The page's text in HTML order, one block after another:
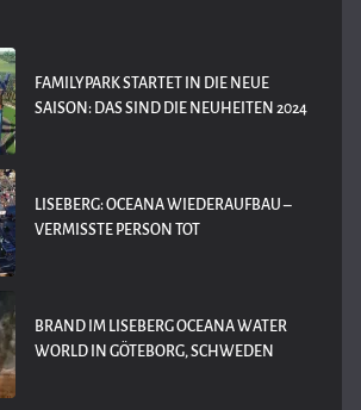
FAMILYPARK STARTET IN DIE NEUE
SAISON: DAS SIND DIE NEUHEITEN 2024
LISEBERG: OCEANA WIEDERAUFBAU –
VERMISSTE PERSON TOT
BRAND IM LISEBERG OCEANA WATER
WORLD IN GÖTEBORG, SCHWEDEN